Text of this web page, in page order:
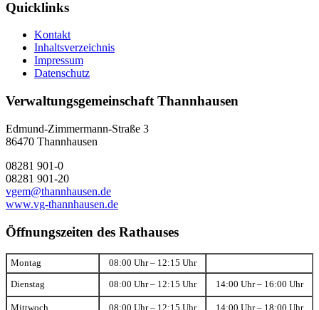
Quicklinks
Kontakt
Inhaltsverzeichnis
Impressum
Datenschutz
Verwaltungsgemeinschaft Thannhausen
Edmund-Zimmermann-Straße 3
86470 Thannhausen
08281 901-0
08281 901-20
vgem@thannhausen.de
www.vg-thannhausen.de
Öffnungszeiten des Rathauses
Montag 08:00 Uhr – 12:15 Uhr
Dienstag 08:00 Uhr – 12:15 Uhr 14:00 Uhr – 16:00 Uhr